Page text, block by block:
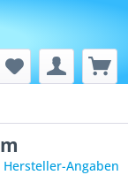
Hersteller-Angaben